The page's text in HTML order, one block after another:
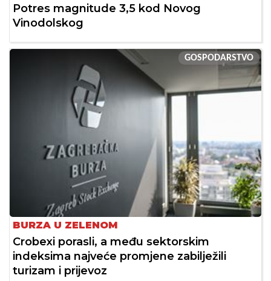
Potres magnitude 3,5 kod Novog
Vinodolskog
GOSPODARSTVO
BURZA U ZELENOM
Crobexi porasli, a među sektorskim
indeksima najveće promjene zabilježili
turizam i prijevoz